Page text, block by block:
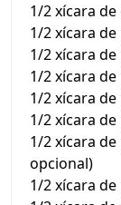
1/2 xícara
1/2 xícara de
1/2 xícara
1/2 xícara
1/2 xícara
1/2 xícara
1/2 xícara
opcional)
1/2 xícara